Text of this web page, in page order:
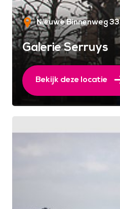
Nieuwe Binnenweg 33
Galerie Serruys
Bekijk deze locatie